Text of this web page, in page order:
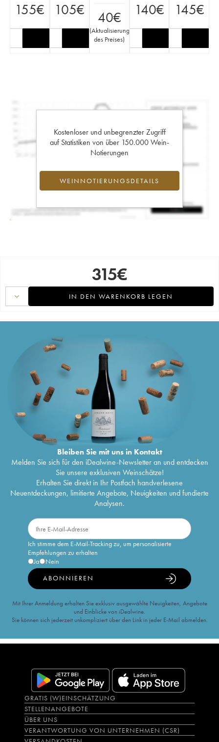
155€ 105€ 40€
(Aktualisierung
des Preises)
140€ 145€
Kostenloser und unbegrenzter Zugriff
auf Statistiken von über 150.000 Wein-
Notierungen
WEINNOTIERUNGSDETAILS
315€
IN DEN WARENKORB LEGEN
Bleiben Sie mit uns in Kontakt
Melden Sie sich für den iDealwine-Newsletter an und entdecken
Sie unsere exklusiven Weinschätze!
Erhalten Sie direkt in Ihr Postfach handverlesene
Neuentdeckungen, limitierte Angebote, Neuigkeiten und fundierte
Analysen.
Ich stimme dem E-Mail-Tracking zu, um personalisierte
Empfehlungen zu erhalten
Ja
Nein
ABONNIEREN
Mit Ihrer Anmeldung erhalten Sie exklusiv ausgewählte Neuigkeiten, Angebote
und Einblicke von iDealwine.
Sie können sich jederzeit unkompliziert über den Link in jeder E-Mail abmelden.
GRATIS (W)EINSCHÄTZUNG
STELLENANGEBOTE
ÜBER UNS
VERANTWORTUNG VON UNTERNEHMEN (CSR)